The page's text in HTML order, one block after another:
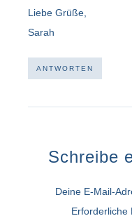
Liebe Grüße,
Sarah
ANTWORTEN
Schreibe
Deine E-Mail-
Erforderliche